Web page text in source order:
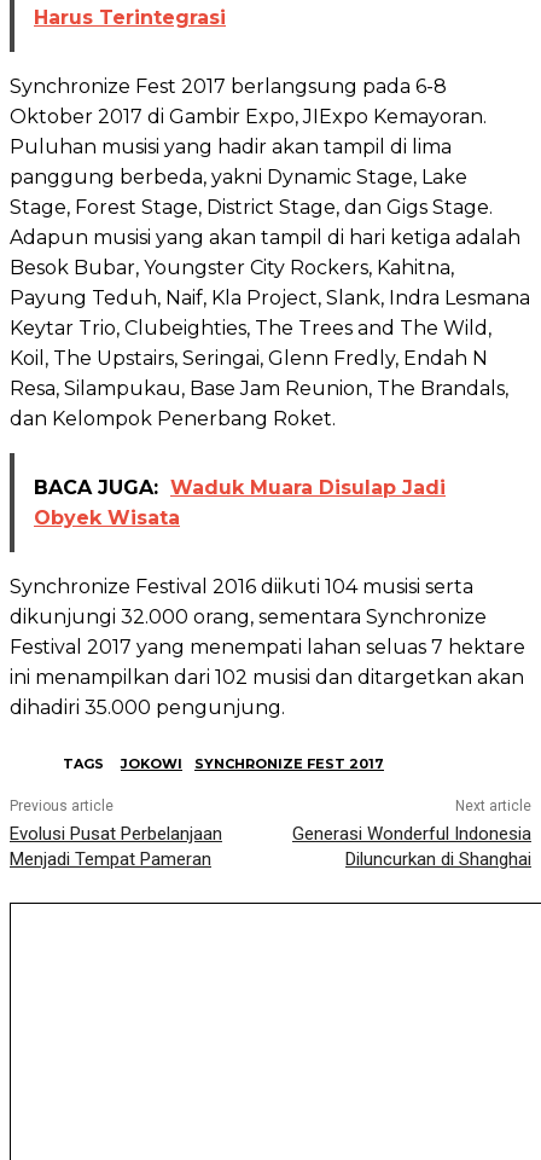
Harus Terintegrasi
Synchronize Fest 2017 berlangsung pada 6-8
Oktober 2017 di Gambir Expo, JIExpo Kemayoran.
Puluhan musisi yang hadir akan tampil di lima
panggung berbeda, yakni Dynamic Stage, Lake
Stage, Forest Stage, District Stage, dan Gigs Stage.
Adapun musisi yang akan tampil di hari ketiga adalah
Besok Bubar, Youngster City Rockers, Kahitna,
Payung Teduh, Naif, Kla Project, Slank, Indra Lesmana
Keytar Trio, Clubeighties, The Trees and The Wild,
Koil, The Upstairs, Seringai, Glenn Fredly, Endah N
Resa, Silampukau, Base Jam Reunion, The Brandals,
dan Kelompok Penerbang Roket.
BACA JUGA: Waduk Muara Disulap Jadi
Obyek Wisata
Synchronize Festival 2016 diikuti 104 musisi serta
dikunjungi 32.000 orang, sementara Synchronize
Festival 2017 yang menempati lahan seluas 7 hektare
ini menampilkan dari 102 musisi dan ditargetkan akan
dihadiri 35.000 pengunjung.
TAGS JOKOWI SYNCHRONIZE FEST 2017
Previous article
Evolusi Pusat Perbelanjaan
Menjadi Tempat Pameran
Next article
Generasi Wonderful Indonesia
Diluncurkan di Shanghai